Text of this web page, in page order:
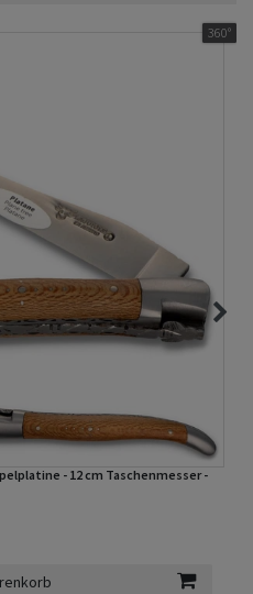
- 12 cm Taschenmesser -
360°